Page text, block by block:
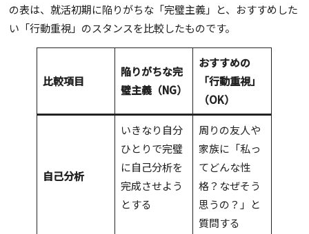
の表は、就活初期に陥りがちな「完璧主義」と、おすすめした
い「行動重視」のスタンスを比較したものです。
比較項目
陥りがちな完
璧主義（NG）
おすすめの
「行動重視」
（OK）
自己分析
いきなり自分
ひとりで完璧
に自己分析を
完成させよう
とする
周りの友人や
家族に「私っ
てどんな性
格？なぜそう
思うの？」と
質問する